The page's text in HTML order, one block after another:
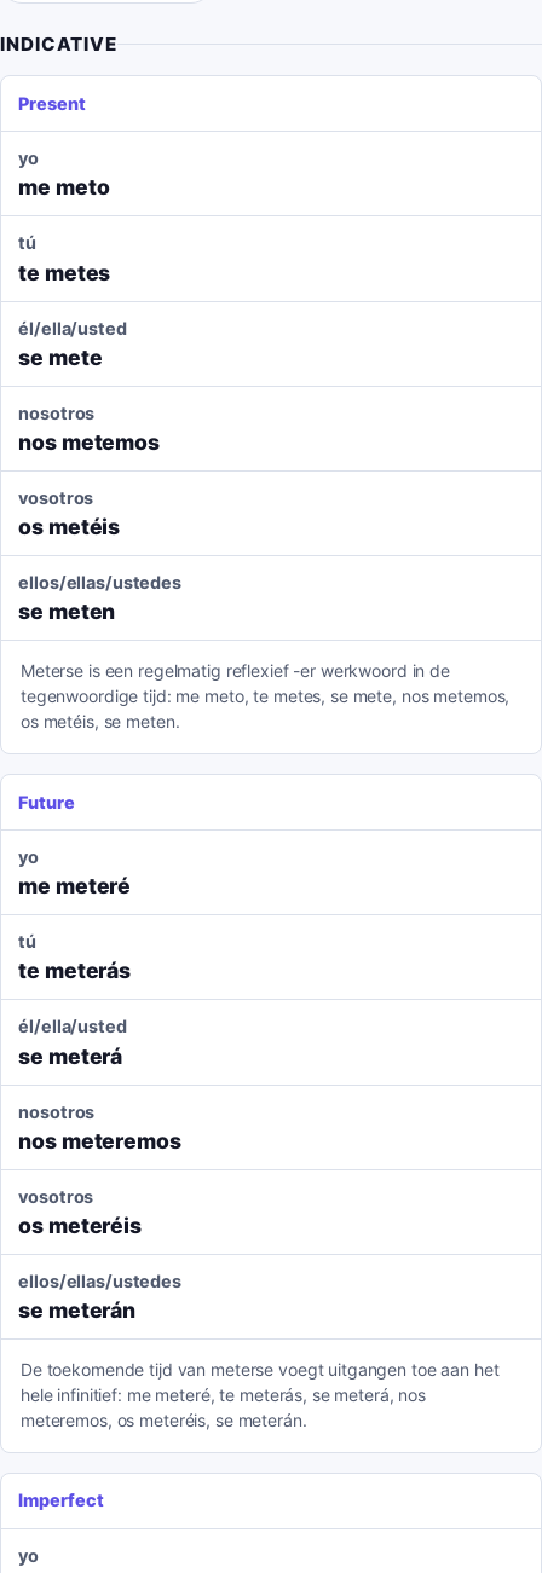
INDICATIVE
Present
yo
me meto
tú
te metes
él/ella/usted
se mete
nosotros
nos metemos
vosotros
os metéis
ellos/ellas/ustedes
se meten
Meterse is een regelmatig reflexief -er werkwoord in de
tegenwoordige tijd: me meto, te metes, se mete, nos metemos,
os metéis, se meten.
Future
yo
me meteré
tú
te meterás
él/ella/usted
se meterá
nosotros
nos meteremos
vosotros
os meteréis
ellos/ellas/ustedes
se meterán
De toekomende tijd van meterse voegt uitgangen toe aan het
hele infinitief: me meteré, te meterás, se meterá, nos
meteremos, os meteréis, se meterán.
Imperfect
yo